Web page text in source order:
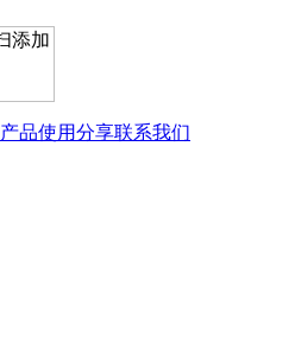
产品使用分享联系我们